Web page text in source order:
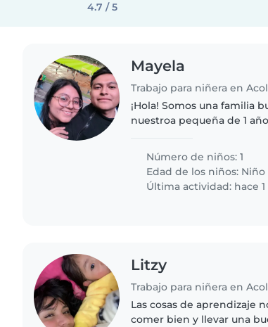
4.7 / 5
Mayela
Trabajo para niñera en
¡Hola! Somos una familia
nuestroa pequeña de 1
alguien que pueda..
Número de niños: 1
Edad de los niños:
Última actividad: hace
Litzy
Trabajo para niñera en
Las cosas de aprendizaje
comer bien y llevar una